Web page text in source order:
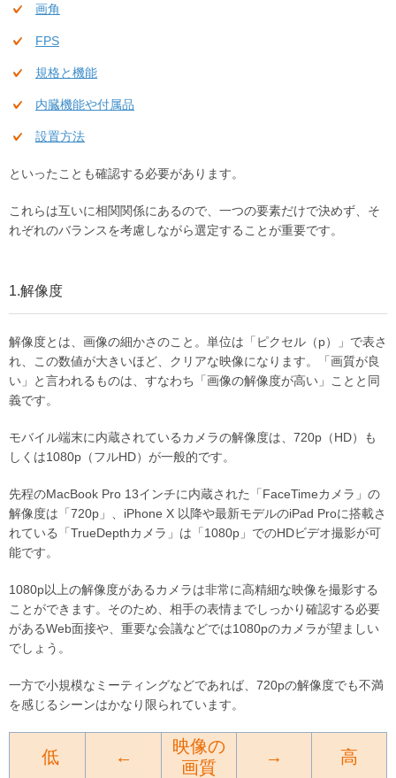
画角
FPS
規格と機能
内臓機能や付属品
設置方法
といったことも確認する必要があります。
これらは互いに相関関係にあるので、一つの要素だけで決めず、そ
れぞれのバランスを考慮しながら選定することが重要です。
1.解像度
解像度とは、画像の細かさのこと。単位は「ピクセル（p）」で表さ
れ、この数値が大きいほど、クリアな映像になります。「画質が良
い」と言われるものは、すなわち「画像の解像度が高い」ことと同
義です。
モバイル端末に内蔵されているカメラの解像度は、720p（HD）も
しくは1080p（フルHD）が一般的です。
先程のMacBook Pro 13インチに内蔵された「FaceTimeカメラ」の
解像度は「720p」、iPhone X 以降や最新モデルのiPad Proに搭載さ
れている「TrueDepthカメラ」は「1080p」でのHDビデオ撮影が可
能です。
1080p以上の解像度があるカメラは非常に高精細な映像を撮影する
ことができます。そのため、相手の表情までしっかり確認する必要
があるWeb面接や、重要な会議などでは1080pのカメラが望ましい
でしょう。
一方で小規模なミーティングなどであれば、720pの解像度でも不満
を感じるシーンはかなり限られています。
低 ←
映像の
画質
→ 高